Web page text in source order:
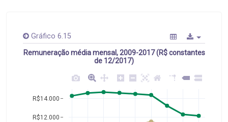
Gráfico 6.15
Remuneração média mensal, 2009-2017 (R$ constantes
de 12/2017)
R$12.000
R$14.000